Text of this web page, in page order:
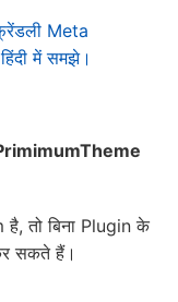
Meta
में समझे।
तो बिना Plugin के
सकते हैं।